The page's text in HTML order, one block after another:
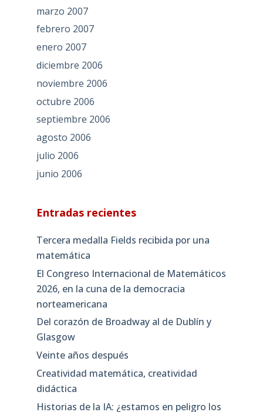
marzo 2007
febrero 2007
enero 2007
diciembre 2006
noviembre 2006
octubre 2006
septiembre 2006
agosto 2006
julio 2006
junio 2006
Entradas recientes
Tercera medalla Fields recibida por una
matemática
El Congreso Internacional de Matemáticos
2026, en la cuna de la democracia
norteamericana
Del corazón de Broadway al de Dublín y
Glasgow
Veinte años después
Creatividad matemática, creatividad
didáctica
Historias de la IA: ¿estamos en peligro los